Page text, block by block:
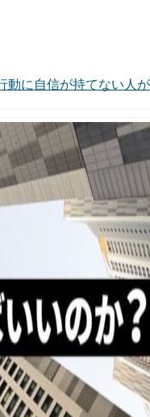
に自信が持てない人